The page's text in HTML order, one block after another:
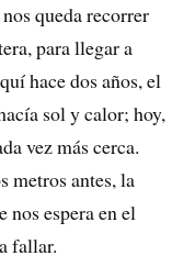
queda recorrer
para llegar a
hace dos años, el
sol y calor; hoy,
vez más cerca.
metros antes, la
nos espera en el
fallar.